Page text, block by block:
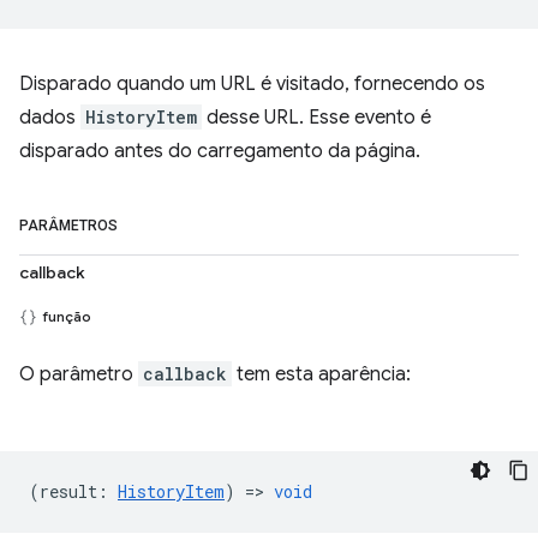
Disparado quando um URL é visitado, fornecendo os
dados HistoryItem desse URL. Esse evento é
disparado antes do carregamento da página.
PARÂMETROS
callback
função
O parâmetro callback tem esta aparência:
(result : HistoryItem) => void